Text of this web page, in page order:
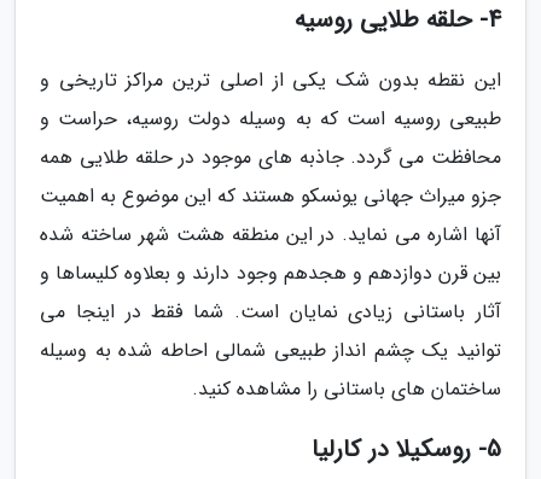
4- حلقه طلایی روسیه
این نقطه بدون شک یکی از اصلی ترین مراکز تاریخی و
طبیعی روسیه است که به وسیله دولت روسیه، حراست و
محافظت می گردد. جاذبه های موجود در حلقه طلایی همه
جزو میراث جهانی یونسکو هستند که این موضوع به اهمیت
آنها اشاره می نماید. در این منطقه هشت شهر ساخته شده
بین قرن دوازدهم و هجدهم وجود دارند و بعلاوه کلیساها و
آثار باستانی زیادی نمایان است. شما فقط در اینجا می
توانید یک چشم انداز طبیعی شمالی احاطه شده به وسیله
ساختمان های باستانی را مشاهده کنید.
5- روسکیلا در کارلیا